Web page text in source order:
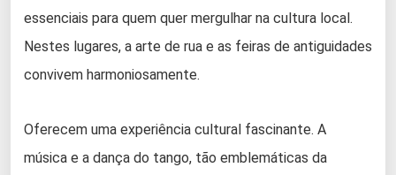
essenciais para quem quer mergulhar na cultura local.
Nestes lugares, a arte de rua e as feiras de antiguidades
convivem harmoniosamente.
Oferecem uma experiência cultural fascinante. A
música e a dança do tango, tão emblemáticas da